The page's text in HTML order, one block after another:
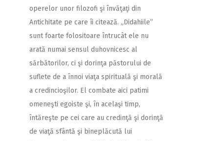
operelor unor filozofi şi învăţaţi din
Antichitate pe care îi citează. „Didahiile”
sunt foarte folositoare întrucât ele nu
arată numai sensul duhovnicesc al
sărbătorilor, ci şi dorinţa păstorului de
suflete de a înnoi viaţa spirituală şi morală
a credincioşilor. El combate aici patimi
omeneşti egoiste şi, în acelaşi timp,
întăreşte pe cei care au credinţă şi dorinţă
de viaţă sfântă şi bineplăcută lui